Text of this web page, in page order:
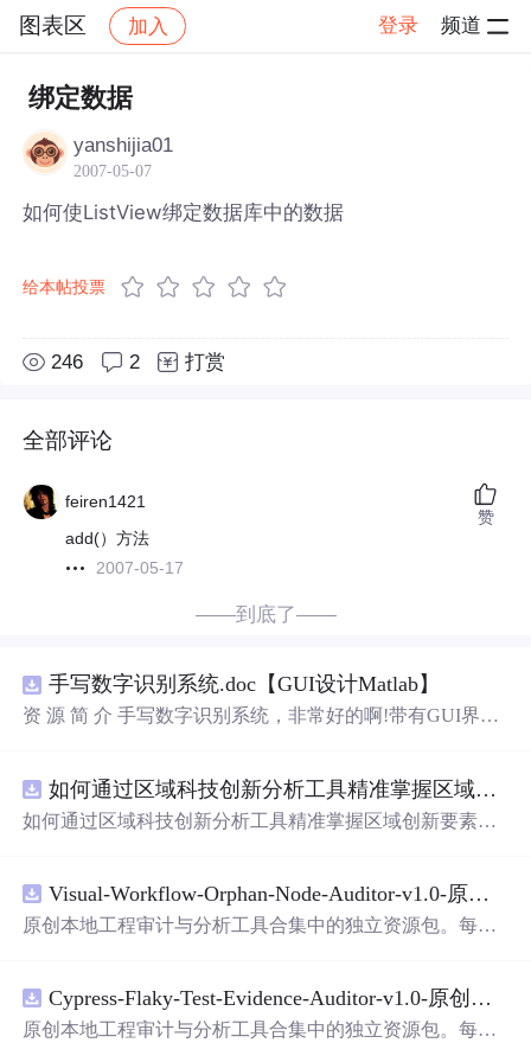
图表区 加入 登录 频道
社区 图表区
绑定数据
yanshijia01
2007-05-07
如何使ListView绑定数据库中的数据
给本帖投票
246 2 打赏
全部评论
feiren1421
add(）方法
2007-05-17
赞
——到底了——
手写数字识别系统.doc【GUI设计Matlab】
资 源 简 介 手写数字识别系统，非常好的啊!带有GUI界
带有直观的图形用户界面（GUI），非常容易使用。你只
需要将手写数字输入系统，它将立即给出准确的识别结
是一个非常方便和实用的工具，你一定会喜欢它的！
如何通过区域科技创新分析工具精准掌握区域创新要素分布与产业链融合现状？.docx
如何通过区域科技创新分析工具精准掌握区域创新要素分
Visual-Workflow-Orphan-Node-Auditor-v1.0-原创源码与文档.zip
原创本地工程审计与分析工具合集中的独立资源包。每个
README、运行说明、功能清单、MIT License及原创与授
权声明。解压后进入project目录，执行npm test验证算法，
Cypress-Flaky-Test-Evidence-Auditor-v1.0-原创源码与文档.zip
原创本地工程审计与分析工具合集中的独立资源包。每个